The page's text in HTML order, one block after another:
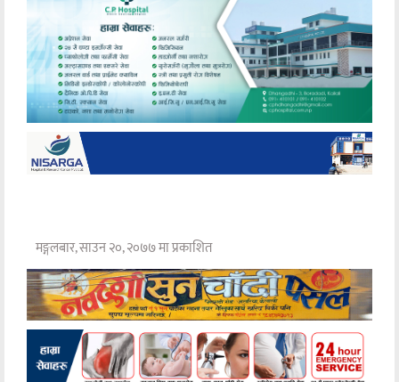
मङ्गलबार, साउन २०, २०७७ मा प्रकाशित